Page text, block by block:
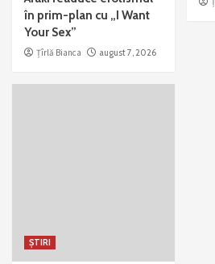
în prim-plan cu „I Want
Your Sex”
Țîrlă Bianca august 7, 2026
ȘTIRI